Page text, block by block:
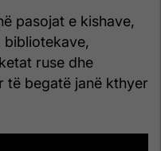
pasojat e kishave,
bibliotekave,
ruse dhe
të begatë janë kthyer